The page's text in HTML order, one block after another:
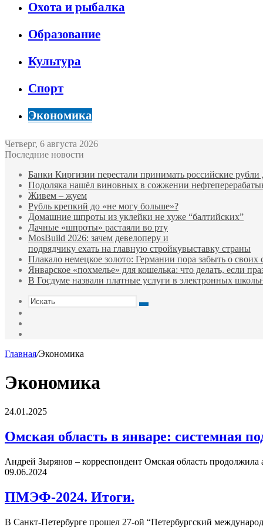
Охота и рыбалка
Образование
Культура
Спорт
Экономика
Четверг, 6 августа 2026
Последние новости
Банки Киргизии перестали принимать российские
Подоляка нашёл виновных в сожжении
Живем – жуем
Рубль крепкий до «не могу больше»?
Домашние шпроты из уклейки не хуже “балтийских”
Дачные «шпроты» растаяли во рту
MosBuild 2026: зачем девелоперу и
подрядчиĸу ехать на главную стройĸувыставĸу страны
Плакало немецкое золото: Германии пора забыть о
Январское «похмелье» для кошелька: что делать, если
В Госдуме назвали платные услуги в электронных
Искать
Главная/Экономика
Экономика
Омская
в
январе:
поддержка
участников
и
их
семей
24.01.2025
Омская область в январе: системная
Андрей Зырянов – корреспондент Омская область
ПМЭФ-2024.
09.06.2024
ПМЭФ-2024. Итоги.
В Санкт-Петербурге прошел 27-ой “Петербургский